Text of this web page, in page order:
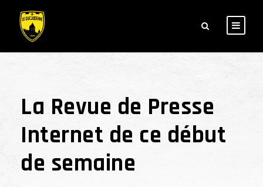
La Revue de Presse
Internet de ce début
de semaine